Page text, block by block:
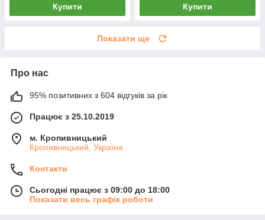
Купити Купити
Показати ще
Про нас
95% позитивних з 604 відгуків за рік
Працює з 25.10.2019
м. Кропивницький
Кропивницький, Україна
Контакти
Сьогодні працює з 09:00 до 18:00
Показати весь графік роботи